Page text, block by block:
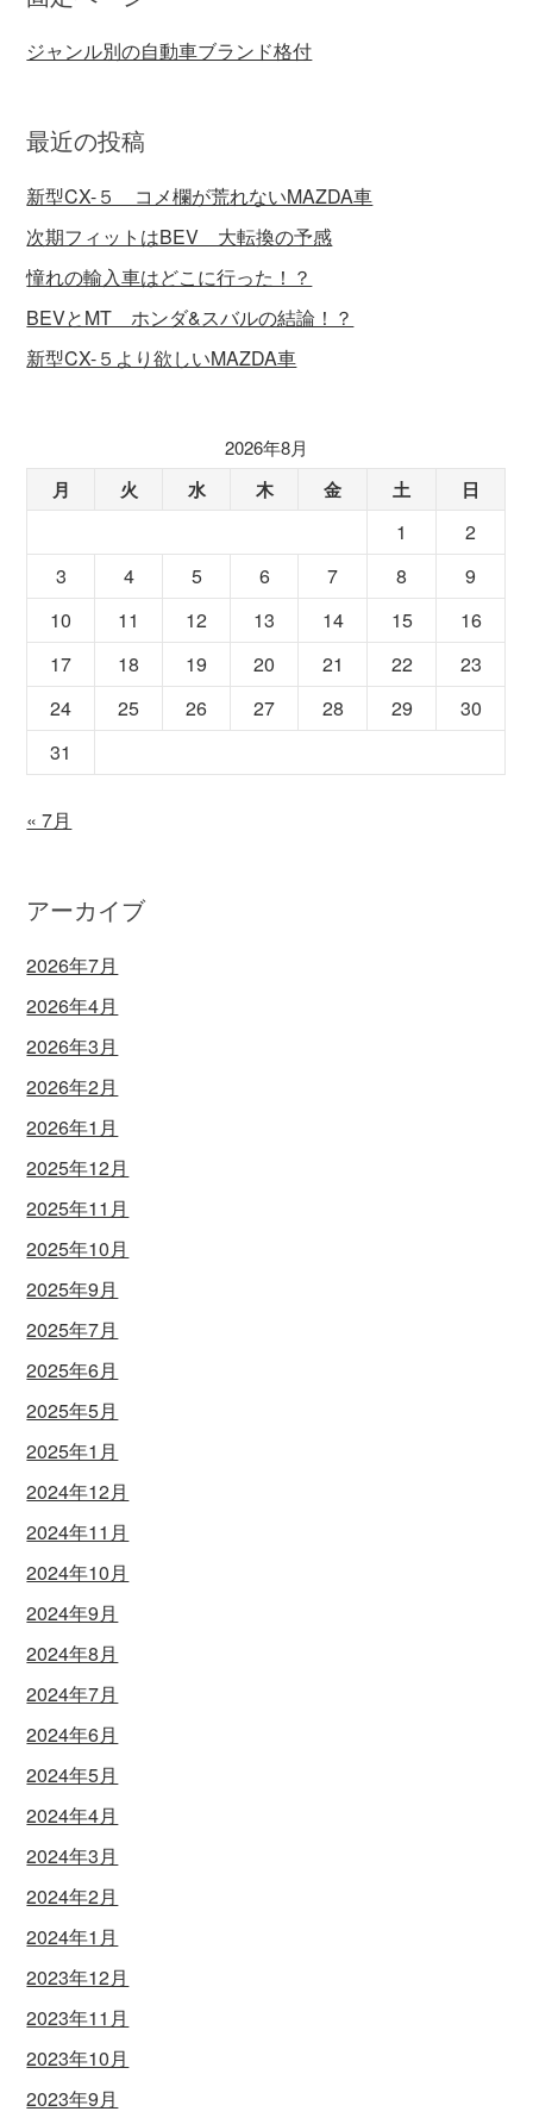
ジャンル別の自動車ブランド格付
最近の投稿
新型CX-５ コメ欄が荒れないMAZDA車
次期フィットはBEV 大転換の予感
憧れの輸入車はどこに行った！？
BEVとMT ホンダ&スバルの結論！？
新型CX-５より欲しいMAZDA車
2026年8月
月 火 水 木 金 土 日
1
2
3
4 5 6 7 8
9
10
11 12 13 14 15
16
17
18 19 20 21 22
23
24
25 26 27 28 29
30
31
« 7月
アーカイブ
2026年7月
2026年4月
2026年3月
2026年2月
2026年1月
2025年12月
2025年11月
2025年10月
2025年9月
2025年7月
2025年6月
2025年5月
2025年1月
2024年12月
2024年11月
2024年10月
2024年9月
2024年8月
2024年7月
2024年6月
2024年5月
2024年4月
2024年3月
2024年2月
2024年1月
2023年12月
2023年11月
2023年10月
2023年9月